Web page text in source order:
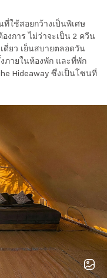
ใช้สอยกว้างเป็นพิเศษ
งการ ไม่ว่าจะเป็น 2 ควีน
เดี่ยว เย็นสบายตลอดวัน
ภายในห้องพัก และที่พัก
Hideaway ซึ่งเป็นโซนที่
ก
ง